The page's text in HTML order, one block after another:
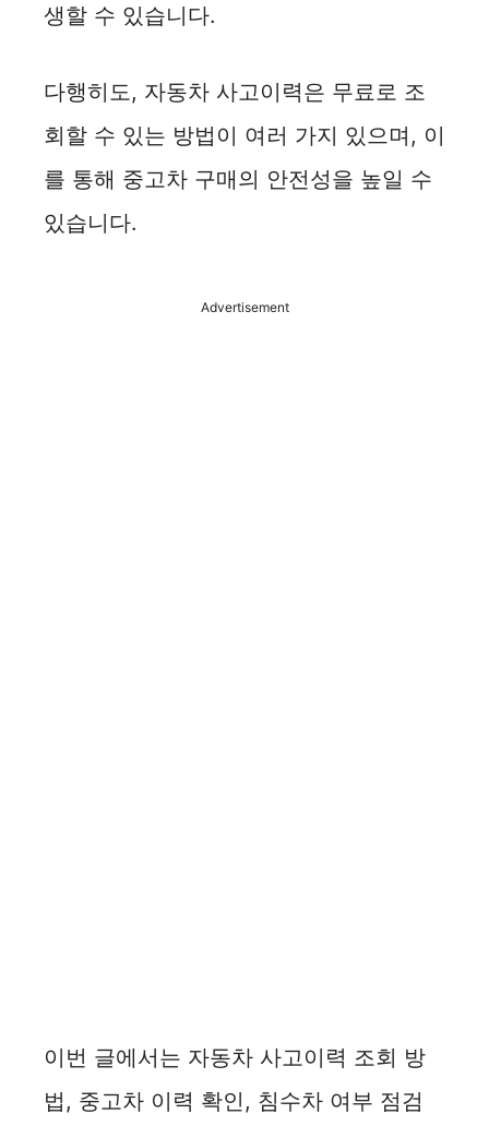
생할 수 있습니다.
다행히도, 자동차 사고이력은 무료로 조
회할 수 있는 방법이 여러 가지 있으며, 이
를 통해 중고차 구매의 안전성을 높일 수
있습니다.
Advertisement
이번 글에서는 자동차 사고이력 조회 방
법, 중고차 이력 확인, 침수차 여부 점검